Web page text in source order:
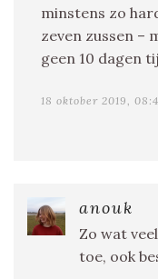
minstens zo
zeven zussen –
geen 10 dagen
18 oktober 2019,
anouk
Zo wat
toe, ook